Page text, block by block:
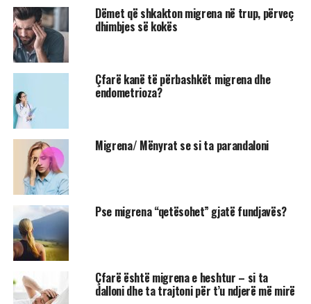
Dëmet që shkakton migrena në trup, përveç
dhimbjes së kokës
Çfarë kanë të përbashkët migrena dhe
endometrioza?
Migrena/ Mënyrat se si ta parandaloni
Pse migrena “qetësohet” gjatë fundjavës?
Çfarë është migrena e heshtur – si ta
dalloni dhe ta trajtoni për t’u ndjerë më mirë